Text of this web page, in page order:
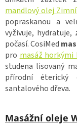
mandlový olej
popraskanou a
vyživuje,
počasí. CosiMed
pro masáž horkými
studena lisovaný
přírodní
santalového dřeva.
Masážní oleje